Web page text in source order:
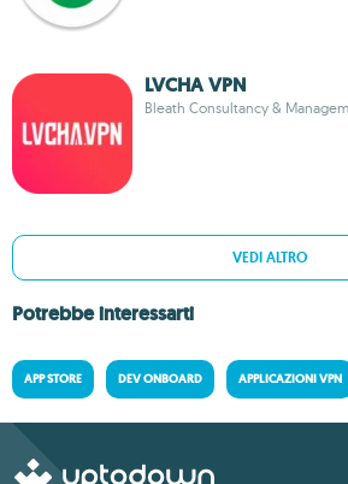
LVCHA VPN
Bleath Consultancy &
VEDI ALTRO
Potrebbe interessarti
APP STORE DEV ONBOARD APPLICAZIONI VPN